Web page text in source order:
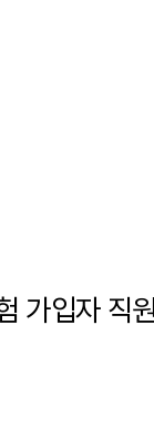
가입자 직